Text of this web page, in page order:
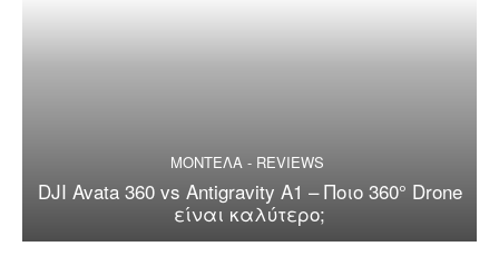
ΜΟΝΤΕΛΑ - REVIEWS
DJI Avata 360 vs Antigravity A1 – Ποιο 360° Drone
είναι καλύτερο;